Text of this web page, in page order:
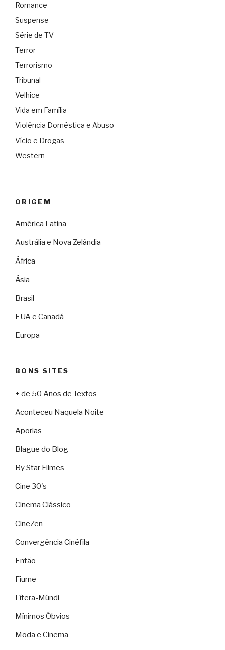
Romance
Suspense
Série de TV
Terror
Terrorismo
Tribunal
Velhice
Vida em Família
Violência Doméstica e Abuso
Vício e Drogas
Western
ORIGEM
América Latina
Austrália e Nova Zelândia
África
Ásia
Brasil
EUA e Canadá
Europa
BONS SITES
+ de 50 Anos de Textos
Aconteceu Naquela Noite
Aporias
Blague do Blog
By Star Filmes
Cine 30's
Cinema Clássico
CineZen
Convergência Cinéfila
Então
Fiume
Lítera-Múndi
Mínimos Óbvios
Moda e Cinema